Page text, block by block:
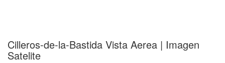
Cilleros-de-la-Bastida Vista Aerea | Imagen
Satelite